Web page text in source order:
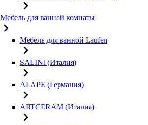
Мебель для ванной комнаты
Мебель для ванной Laufen
SALINI (Италия)
ALAPE (Германия)
ARTCERAM (Италия)